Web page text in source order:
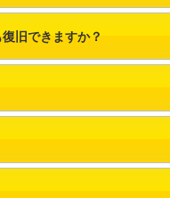
旧できますか？